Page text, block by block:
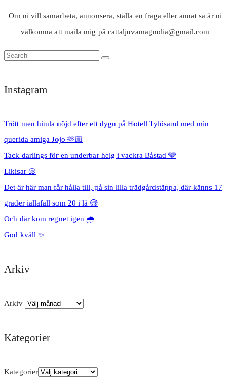
Om ni vill samarbeta, annonsera, ställa en fråga eller annat så är ni
välkomna att maila mig på cattaljuvamagnolia@gmail.com
Instagram
Trött men himla nöjd efter ett dygn på Hotell Tylösand med min
querida amiga Jojo 🫶🏼
Tack darlings för en underbar helg i vackra Båstad 🩵
Likisar 🐚
Det är här man får hålla till, på sin lilla trädgårdstäppa, där känns 17
grader iallafall som 20 i lä 😅
Och där kom regnet igen 🌧️
God kväll ✨
Arkiv
Arkiv
Kategorier
Kategorier